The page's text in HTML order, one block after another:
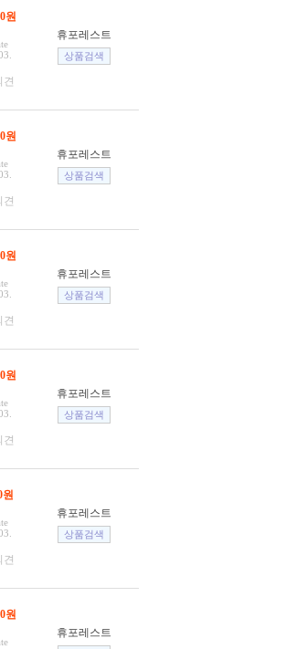
원
견
휴포레스트
원
견
휴포레스트
원
견
휴포레스트
원
견
휴포레스트
원
견
휴포레스트
원
휴포레스트